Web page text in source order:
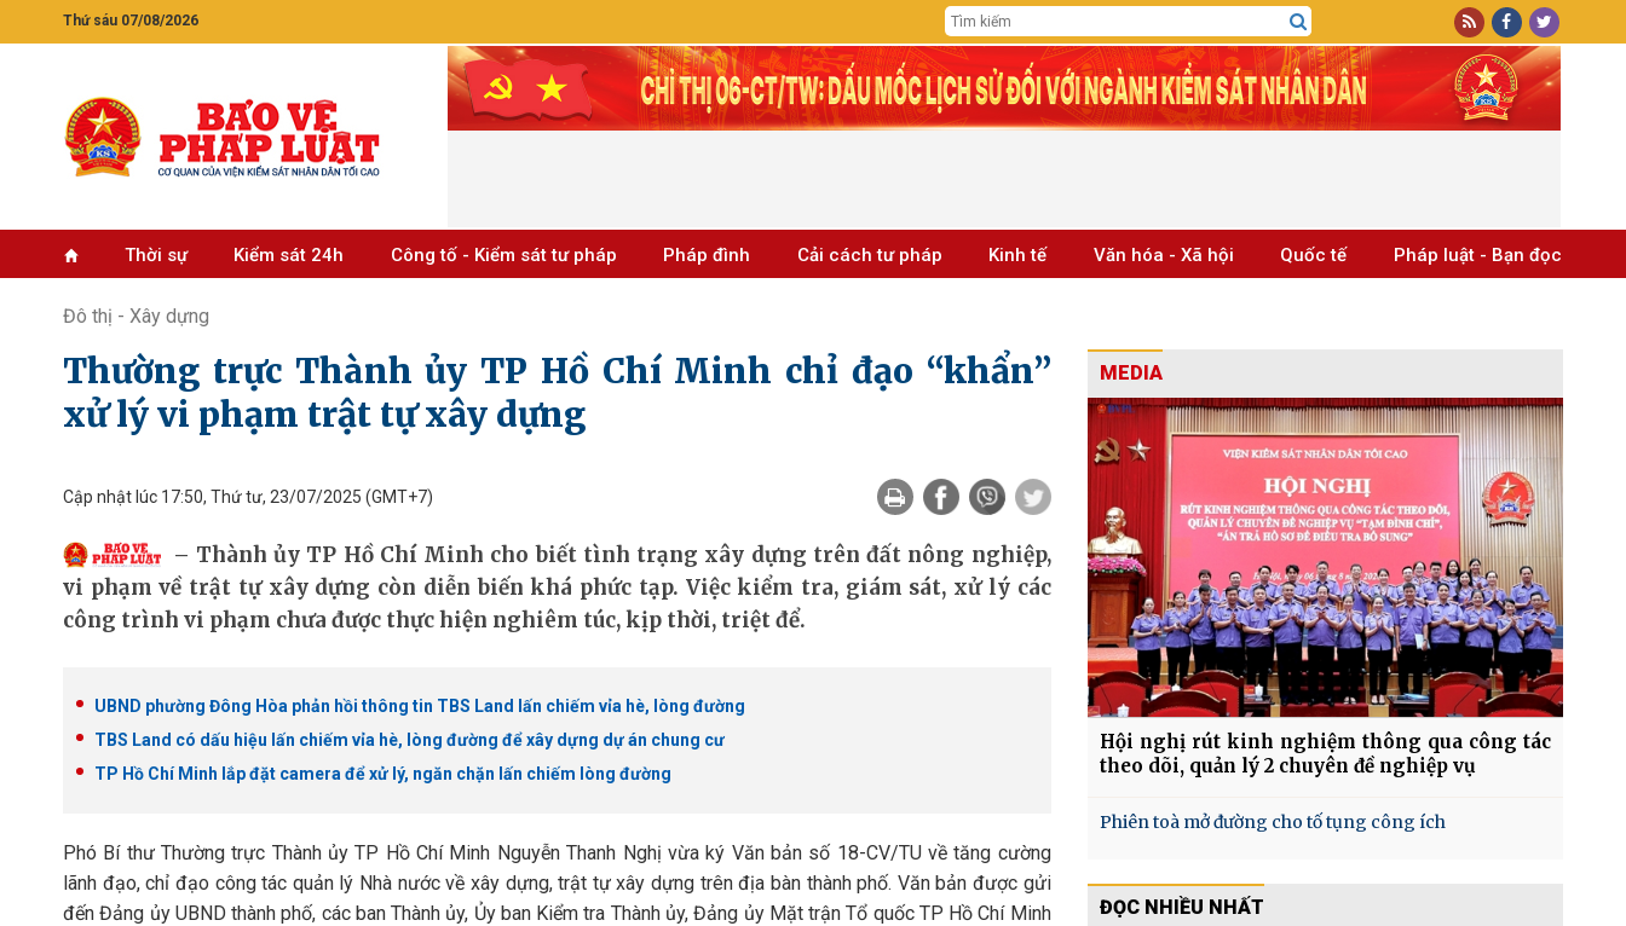
Thứ sáu 07/08/2026
Thời sự Kiểm sát 24h Công tố - Kiểm sát tư pháp Pháp đình Cải cách tư pháp Kinh tế Văn hóa - Xã hội Quốc tế Pháp luật - Bạn đọc
Đô thị - Xây dựng
Thường trực Thành ủy TP Hồ Chí Minh chỉ đạo “khẩn”
xử lý vi phạm trật tự xây dựng
Cập nhật lúc 17:50, Thứ tư, 23/07/2025 (GMT+7)
Thành ủy TP Hồ Chí Minh cho biết tình trạng xây dựng trên đất nông nghiệp,
vi phạm về trật tự xây dựng còn diễn biến khá phức tạp. Việc kiểm tra, giám sát, xử lý các
công trình vi phạm chưa được thực hiện nghiêm túc, kịp thời, triệt để.
UBND phường Đông Hòa phản hồi thông tin TBS Land lấn chiếm vỉa hè, lòng đường
TBS Land có dấu hiệu lấn chiếm vỉa hè, lòng đường để xây dựng dự án chung cư
TP Hồ Chí Minh lắp đặt camera để xử lý, ngăn chặn lấn chiếm lòng đường
Phó Bí thư Thường trực Thành ủy TP Hồ Chí Minh Nguyễn Thanh Nghị vừa ký Văn bản số 18-CV/TU về tăng cường
lãnh đạo, chỉ đạo công tác quản lý Nhà nước về xây dựng, trật tự xây dựng trên địa bàn thành phố. Văn bản được gửi
đến Đảng ủy UBND thành phố, các ban Thành ủy, Ủy ban Kiểm tra Thành ủy, Đảng ủy Mặt trận Tổ quốc TP Hồ Chí Minh
MEDIA
Hội nghị rút kinh nghiệm thông qua công tác
theo dõi, quản lý 2 chuyên đề nghiệp vụ
Phiên toà mở đường cho tố tụng công ích
ĐỌC NHIỀU NHẤT